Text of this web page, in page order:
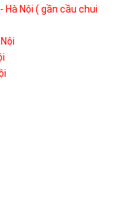
Hà Nội ( gần cầu chui